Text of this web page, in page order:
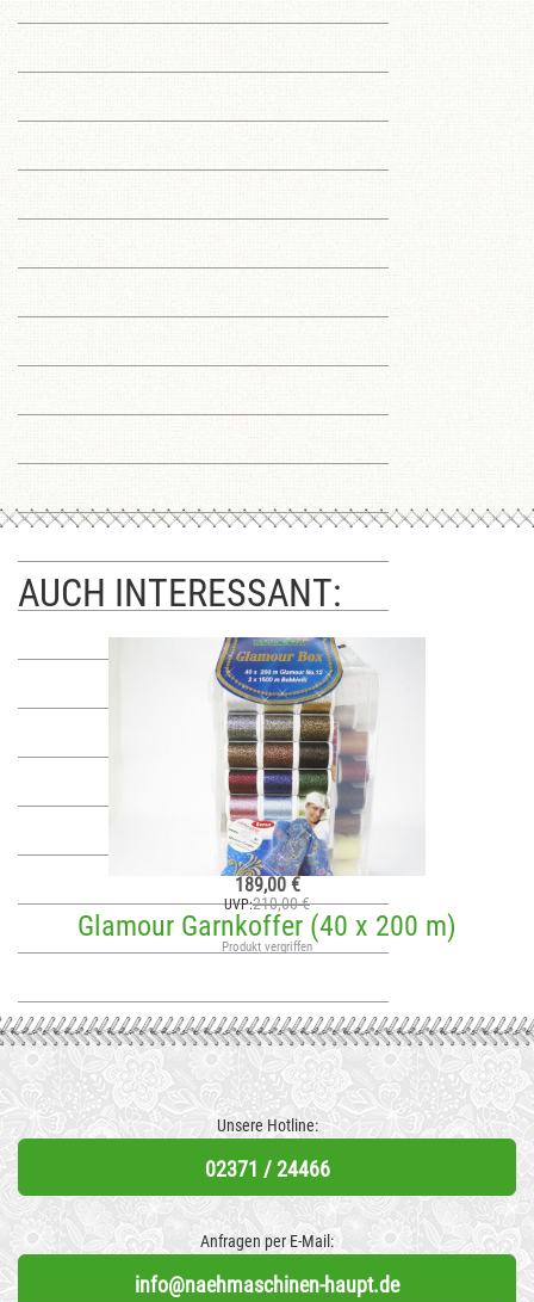
AUCH INTERESSANT:
189,00 €
UVP:210,00 €
Glamour Garnkoffer (40 x 200 m)
Produkt vergriffen
Unsere Hotline:
02371 / 24466
Anfragen per E-Mail:
info@naehmaschinen-haupt.de